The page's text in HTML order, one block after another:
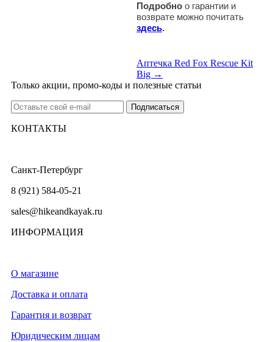
Подробно о гарантии и
возврате можно почитать
здесь.
Аптечка Red Fox Rescue Kit
Big →
Только акции, промо-коды и полезные статьи
КОНТАКТЫ
Санкт-Петербург
8 (921) 584-05-21
sales@hikeandkayak.ru
ИНФОРМАЦИЯ
О магазине
Доставка и оплата
Гарантия и возврат
Юридическим лицам